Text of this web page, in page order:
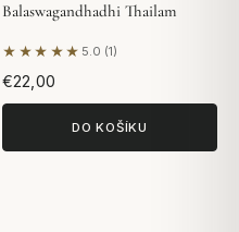
Balaswagandhadhi Thailam
★★★★★ 5.0 (1)
Na základě 1 hodnocení
€22,00
DO KOŠÍKU